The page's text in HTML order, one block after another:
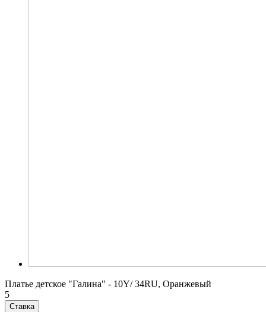
Платье детское "Галина" - 10Y/ 34RU, Оранжевый
5
Ставка